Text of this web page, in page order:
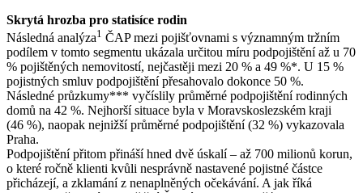
Skrytá hrozba pro statisíce rodin
Následná analýza1 ČAP mezi pojišťovnami s významným tržním
podílem v tomto segmentu ukázala určitou míru podpojištění až u 70
% pojištěných nemovitostí, nejčastěji mezi 20 % a 49 %*. U 15 %
pojistných smluv podpojištění přesahovalo dokonce 50 %.
Následné průzkumy*** vyčíslily průměrné podpojištění rodinných
domů na 42 %. Nejhorší situace byla v Moravskoslezském kraji
(46 %), naopak nejnižší průměrné podpojištění (32 %) vykazovala
Praha.
Podpojištění přitom přináší hned dvě úskalí – až 700 milionů korun,
o které ročně klienti kvůli nesprávně nastavené pojistné částce
přicházejí, a zklamání z nenaplněných očekávání. A jak říká